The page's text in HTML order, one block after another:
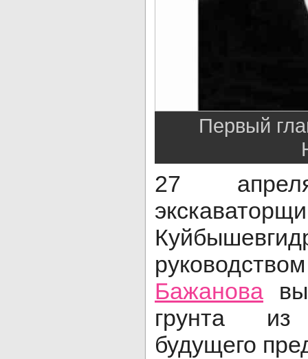
Первый
27
Бажанова
грунта
будущего